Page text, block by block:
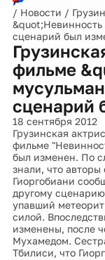
/ Новости /
&quot;Невинность
сценарий был
фильме
сценарий
18 сентября 2012
Грузинская
фильме
был изменен. По
знали, что
Гиоргобиани
другому
упавший
силой.
изменены, после
Мухамедом.
Тбилиси, что